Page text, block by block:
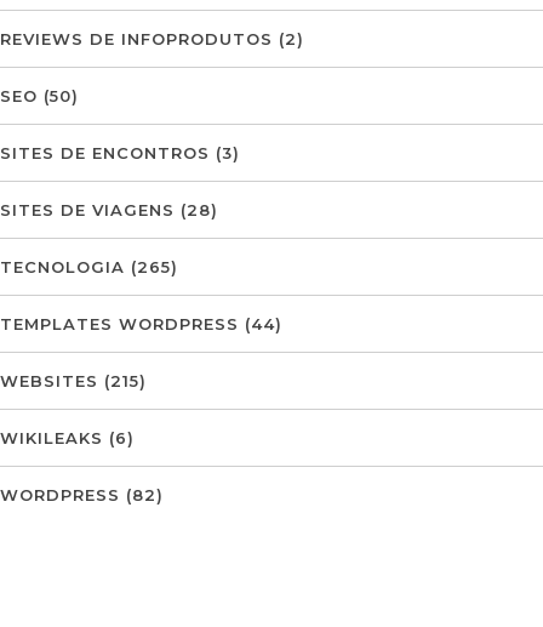
REVIEWS DE INFOPRODUTOS (2)
SEO (50)
SITES DE ENCONTROS (3)
SITES DE VIAGENS (28)
TECNOLOGIA (265)
TEMPLATES WORDPRESS (44)
WEBSITES (215)
WIKILEAKS (6)
WORDPRESS (82)